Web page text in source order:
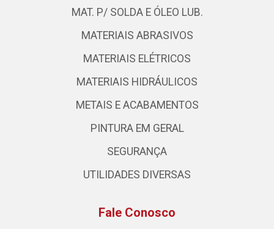
MAT. P/ SOLDA E ÓLEO LUB.
MATERIAIS ABRASIVOS
MATERIAIS ELÉTRICOS
MATERIAIS HIDRÁULICOS
METAIS E ACABAMENTOS
PINTURA EM GERAL
SEGURANÇA
UTILIDADES DIVERSAS
Fale Conosco